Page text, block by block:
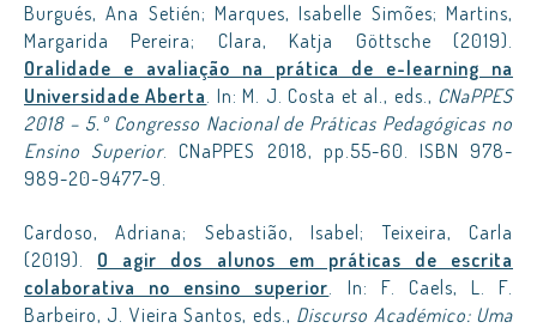
Burgués, Ana Setién; Marques, Isabelle Simões; Martins,
Margarida Pereira; Clara, Katja Göttsche (2019).
Oralidade e avaliação na prática de e-learning na
Universidade Aberta. In: M. J. Costa et al., eds., CNaPPES
2018 – 5.º Congresso Nacional de Práticas Pedagógicas no
Ensino Superior. CNaPPES 2018, pp.55-60. ISBN 978-
989-20-9477-9.
Cardoso, Adriana; Sebastião, Isabel; Teixeira, Carla
(2019). O agir dos alunos em práticas de escrita
colaborativa no ensino superior. In: F. Caels, L. F.
Barbeiro, J. Vieira Santos, eds., Discurso Académico: Uma